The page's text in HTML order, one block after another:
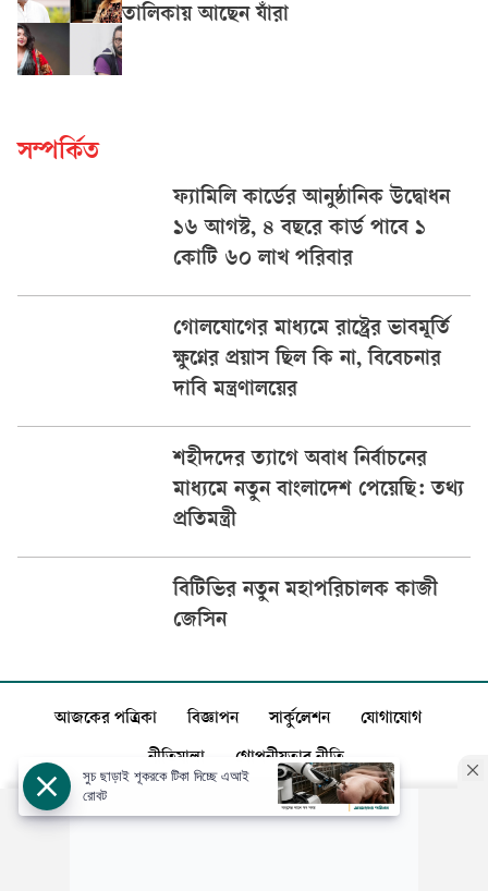
তালিকায় আছেন যাঁরা
সম্পর্কিত
ফ্যামিলি কার্ডের আনুষ্ঠানিক উদ্বোধন
১৬ আগস্ট, ৪ বছরে কার্ড পাবে ১
কোটি ৬০ লাখ পরিবার
গোলযোগের মাধ্যমে রাষ্ট্রের ভাবমূর্তি
ক্ষুণ্নের প্রয়াস ছিল কি না, বিবেচনার
দাবি মন্ত্রণালয়ের
শহীদদের ত্যাগে অবাধ নির্বাচনের
মাধ্যমে নতুন বাংলাদেশ পেয়েছি: তথ্য
প্রতিমন্ত্রী
বিটিভির নতুন মহাপরিচালক কাজী
জেসিন
আজকের পত্রিকা বিজ্ঞাপন সার্কুলেশন যোগাযোগ
নীতিমালা গোপনীয়তার নীতি
সুচ ছাড়াই শূকরকে টিকা দিচ্ছে এআই
রোবট